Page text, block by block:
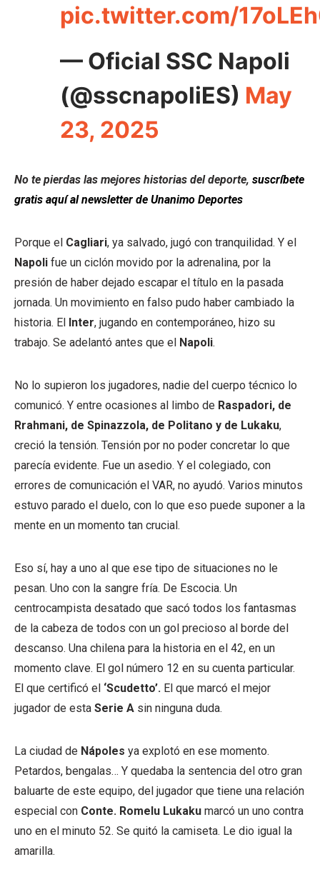
pic.twitter.com/
— Oficial SSC Napoli
(@sscnapoliES) May
23, 2025
No te pierdas las mejores historias del deporte, suscríbete
gratis aquí al newsletter de Unanimo Deportes
Porque el Cagliari, ya salvado, jugó con tranquilidad. Y el
Napoli fue un ciclón movido por la adrenalina, por la
presión de haber dejado escapar el título en la pasada
jornada. Un movimiento en falso pudo haber cambiado la
historia. El Inter, jugando en contemporáneo, hizo su
trabajo. Se adelantó antes que el Napoli.
No lo supieron los jugadores, nadie del cuerpo técnico lo
comunicó. Y entre ocasiones al limbo de Raspadori, de
Rrahmani, de Spinazzola, de Politano y de Lukaku,
creció la tensión. Tensión por no poder concretar lo que
parecía evidente. Fue un asedio. Y el colegiado, con
errores de comunicación el VAR, no ayudó. Varios minutos
estuvo parado el duelo, con lo que eso puede suponer a la
mente en un momento tan crucial.
Eso sí, hay a uno al que ese tipo de situaciones no le
pesan. Uno con la sangre fría. De Escocia. Un
centrocampista desatado que sacó todos los fantasmas
de la cabeza de todos con un gol precioso al borde del
descanso. Una chilena para la historia en el 42, en un
momento clave. El gol número 12 en su cuenta particular.
El que certificó el ‘Scudetto’. El que marcó el mejor
jugador de esta Serie A sin ninguna duda.
La ciudad de Nápoles ya explotó en ese momento.
Petardos, bengalas… Y quedaba la sentencia del otro gran
baluarte de este equipo, del jugador que tiene una relación
especial con Conte. Romelu Lukaku marcó un uno contra
uno en el minuto 52. Se quitó la camiseta. Le dio igual la
amarilla.